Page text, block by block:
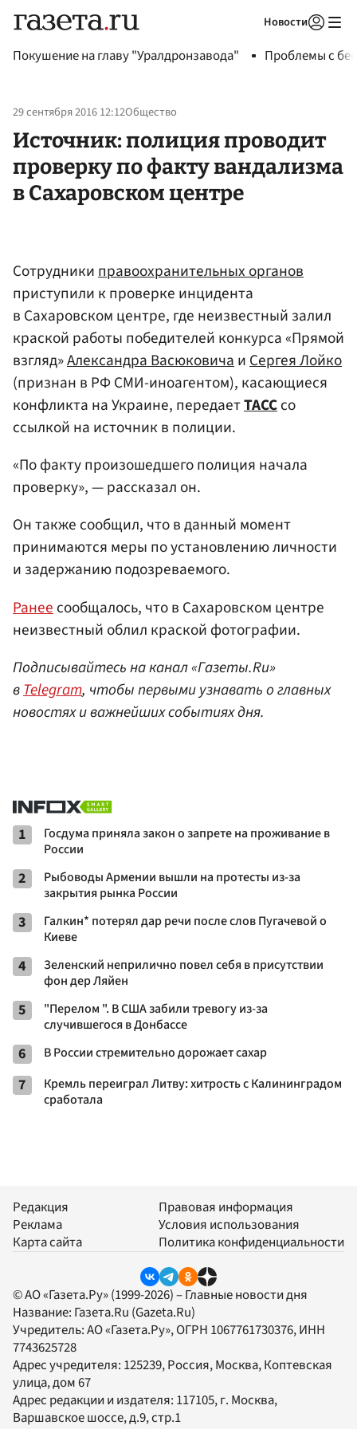
Новости
Покушение на главу "Уралдронзавода" Проблемы с
29 сентября 2016 12:12Общество
Источник: полиция проводит
проверку по факту вандализма
в Сахаровском центре
Сотрудникиправоохранительных органов
приступили к проверке инцидента
в Сахаровском центре, где неизвестный залил
краской работы победителей конкурса «Прямой
взгляд»Александра ВасюковичаиСергея Лойко
(признан в РФ СМИ-иноагентом), касающиеся
конфликта на Украине, передаетТАССсо
ссылкой на источник в полиции.
«По факту произошедшего полиция начала
проверку», — рассказал он.
Он также сообщил, что в данный момент
принимаются меры по установлению личности
и задержанию подозреваемого.
Ранее сообщалось, что в Сахаровском центре
неизвестный облил краской фотографии.
Подписывайтесь на канал «Газеты.Ru»
вTelegram, чтобы первыми узнавать о главных
новостях и важнейших событиях дня.
1
Госдума приняла закон о запрете на проживание в
России
2
Рыбоводы Армении вышли на протесты из-за
закрытия рынка России
3
Галкин* потерял дар речи после слов Пугачевой о
Киеве
4
Зеленский неприлично повел cебя в присутствии
фон дер Ляйен
5
"Перелом ". В США забили тревогу из-за
случившегося в Донбассе
6 В России стремительно дорожает сахар
7
Кремль переиграл Литву: хитрость с Калининградом
сработала
Редакция
Реклама
Карта сайта
Правовая информация
Условия использования
Политика конфиденциальности
© АО «Газета.Ру» (1999-2026) – Главные новости дня
Название: Газета.Ru (Gazeta.Ru)
Учредитель:АО «Газета.Ру», ОГРН 1067761730376, ИНН
7743625728
Адрес учредителя: 125239, Россия, Москва, Коптевская
улица, дом 67
Адрес редакции и издателя: 117105, г. Москва,
Варшавское шоссе, д.9, стр.1